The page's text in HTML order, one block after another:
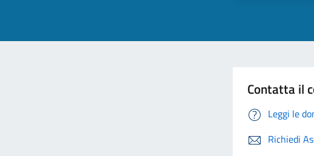
Contatta il
Leggi le
Richiedi